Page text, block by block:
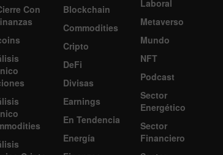
Con
Blockchain
Commodities
Cripto
DeFi
Divisas
Earnings
En Tendencia
Energía
Laboral
Metaverso
Mundo
NFT
Podcast
Sector
Energético
Sector
Financiero